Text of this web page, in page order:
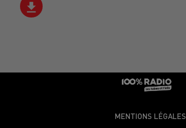
MENTIONS LÉGALES